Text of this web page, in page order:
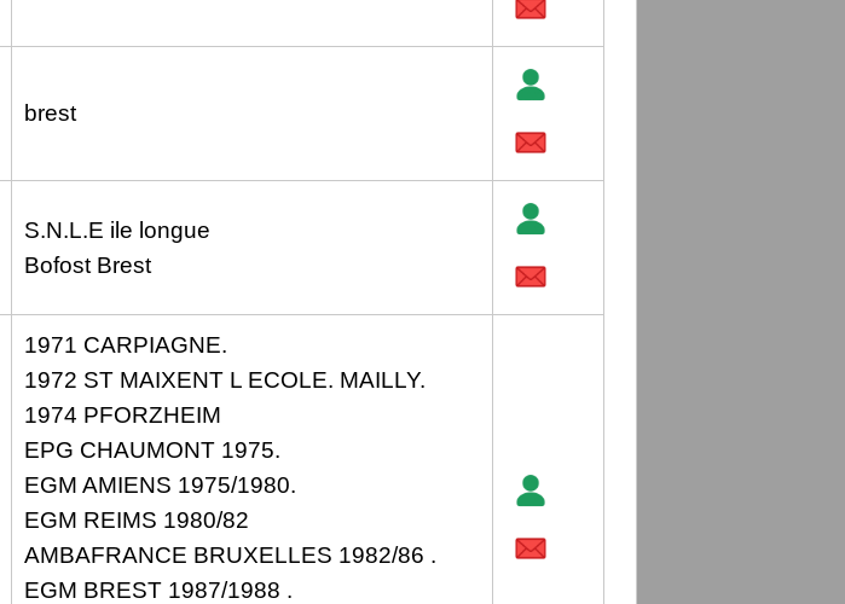
brest
S.N.L.E ile longue
Bofost Brest
1971 CARPIAGNE.
1972 ST MAIXENT L ECOLE. MAILLY.
1974 PFORZHEIM
EPG CHAUMONT 1975.
EGM AMIENS 1975/1980.
EGM REIMS 1980/82
AMBAFRANCE BRUXELLES 1982/86 .
EGM BREST 1987/1988 .